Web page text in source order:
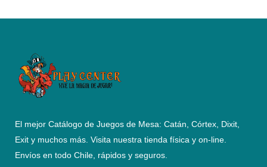
El mejor Catálogo de Juegos de Mesa: Catán, Córtex, Dixit,
Exit y muchos más. Visita nuestra tienda física y on-line.
Envíos en todo Chile, rápidos y seguros